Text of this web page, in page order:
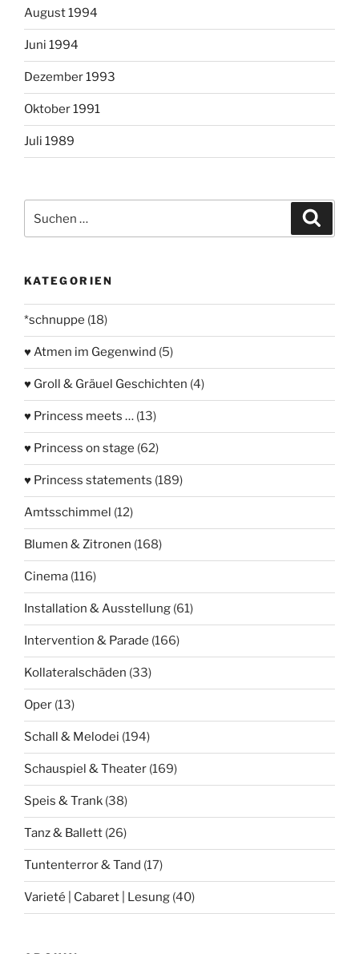
August 1994
Juni 1994
Dezember 1993
Oktober 1991
Juli 1989
nach:
KATEGORIEN
*schnuppe (18)
♥ Atmen im Gegenwind (5)
♥ Groll & Gräuel Geschichten (4)
♥ Princess meets … (13)
♥ Princess on stage (62)
♥ Princess statements (189)
Amtsschimmel (12)
Blumen & Zitronen (168)
Cinema (116)
Installation & Ausstellung (61)
Intervention & Parade (166)
Kollateralschäden (33)
Oper (13)
Schall & Melodei (194)
Schauspiel & Theater (169)
Speis & Trank (38)
Tanz & Ballett (26)
Tuntenterror & Tand (17)
Varieté | Cabaret | Lesung (40)